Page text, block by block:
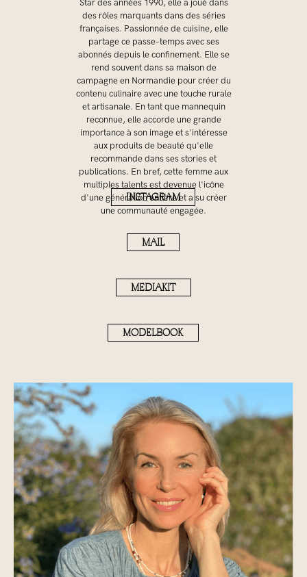
Star des années 1990, elle a joué dans
des rôles marquants dans des séries
françaises. Passionnée de cuisine, elle
partage ce passe-temps avec ses
abonnés depuis le confinement. Elle se
rend souvent dans sa maison de
campagne en Normandie pour créer du
contenu culinaire avec une touche rurale
et artisanale. En tant que mannequin
reconnue, elle accorde une grande
importance à son image et s'intéresse
aux produits de beauté qu'elle
recommande dans ses stories et
publications. En bref, cette femme aux
multiples talents est devenue l'icône
d'une génération entière et a su créer
une communauté engagée.
INSTAGRAM
MAIL
MEDIAKIT
MODELBOOK